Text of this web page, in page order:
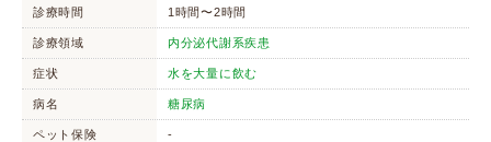
診療時間 1時間〜2時間
診療領域 内分泌代謝系疾患
症状 水を大量に飲む
病名 糖尿病
ペット保険 -